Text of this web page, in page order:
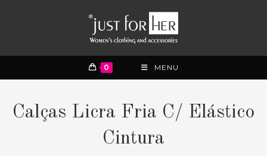
0 MENU
Calças Licra Fria C/ Elástico
Cintura